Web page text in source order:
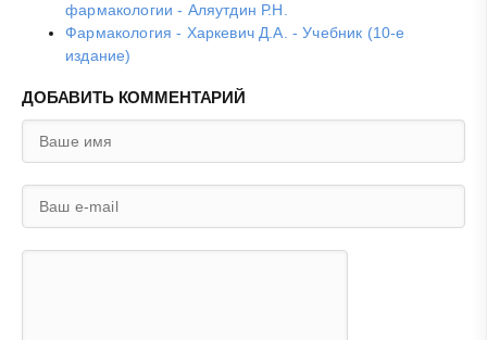
фармакологии - Аляутдин Р.Н.
Фармакология - Харкевич Д.А. - Учебник (10-е
издание)
ДОБАВИТЬ КОММЕНТАРИЙ